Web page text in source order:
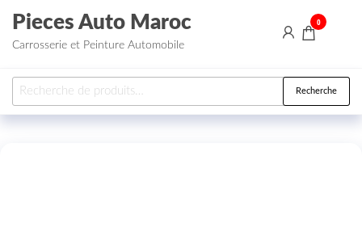
Aller au contenu
Pieces Auto Maroc
Carrosserie et Peinture Automobile
0
Recherche pour : Recherche